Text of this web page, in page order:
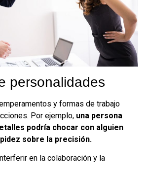
personalidades
y formas de trabajo
Por ejemplo, una persona
podría chocar con alguien
sobre la precisión.
en la colaboración y la